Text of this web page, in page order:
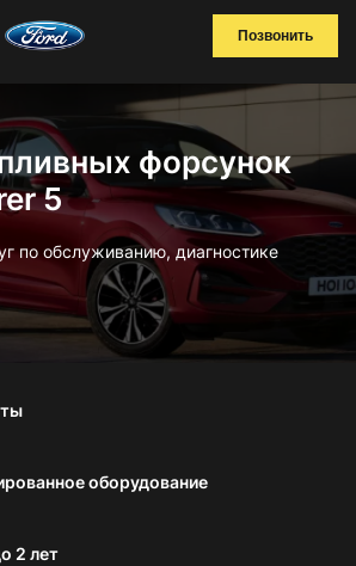
Позвонить
форсунок
5
по обслуживанию, диагностике
оборудование
2 лет